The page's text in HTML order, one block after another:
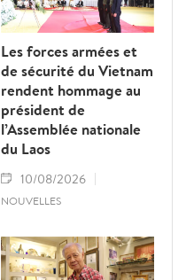
Les forces armées et
de sécurité du Vietnam
rendent hommage au
président de
l’Assemblée nationale
du Laos
10/08/2026
NOUVELLES